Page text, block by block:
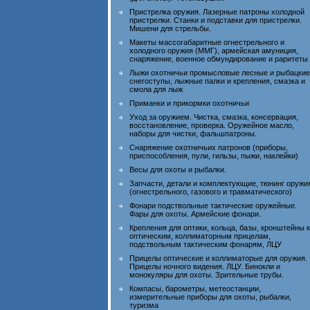
Пристрелка оружия. Лазерные патроны холодной
пристрелки. Станки и подставки для пристрелки.
Мишени для стрельбы.
Макеты массогабаритные огнестрельного и
холодного оружия (ММГ), армейская амуниция,
снаряжение, военное обмундирование и раритеты
Лыжи охотничьи промысловые лесные и
снегоступы, лыжные палки и крепления, смазка и
смола для лыж
Приманки и прикормки охотничьи
Уход за оружием. Чистка, смазка, консервация,
восстановление, проверка. Оружейное масло,
наборы для чистки, фальшпатроны.
Снаряжение охотничьих патронов (приборы,
приспособления, пули, гильзы, пыжи, наклейки)
Весы для охоты и рыбалки.
Запчасти, детали и комплектующие, тюнинг
(огнестрельного, газового и травматического)
Фонари подствольные тактические оружейные.
Фары для охоты. Армейские фонари.
Крепления для оптики, кольца, базы, кронштейны к
оптическим, коллиматорным прицелам,
подствольным тактическим фонарям, ЛЦУ
Прицелы оптические и коллиматорые для оружия.
Прицелы ночного видения. ЛЦУ. Бинокли и
монокуляры для охоты. Зрительные трубы.
Компасы, барометры, метеостанции,
измерительные приборы для охоты, рыбалки,
туризма